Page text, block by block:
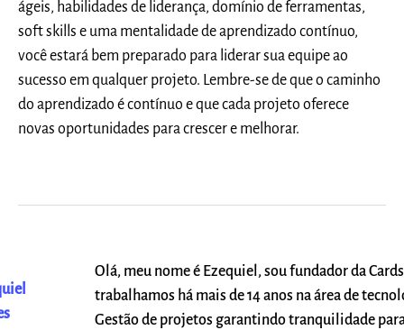
ágeis, habilidades de liderança, domínio de ferramentas,
soft skills e uma mentalidade de aprendizado contínuo,
você estará bem preparado para liderar sua equipe ao
sucesso em qualquer projeto. Lembre-se de que o caminho
do aprendizado é contínuo e que cada projeto oferece
novas oportunidades para crescer e melhorar.
Olá, meu nome é Ezequiel, sou fundador da
trabalhamos há mais de 14 anos na área de
Gestão de projetos garantindo tranquilidade